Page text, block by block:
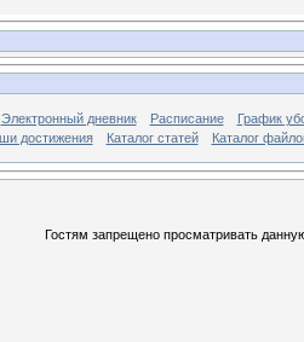
Электронный дневник Расписание
График
достижения Каталог статей Каталог
Гостям запрещено просматривать